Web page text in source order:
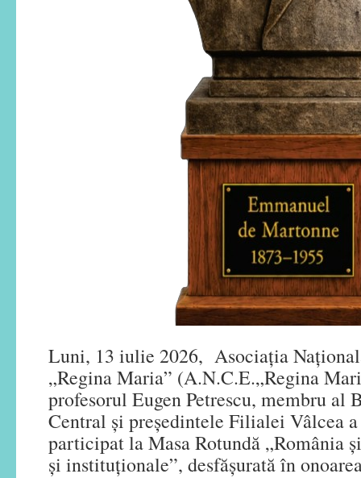
Luni, 13 iulie 2026, Asociația
„Regina Maria” (A.N.C.E.„Regina
profesorul Eugen Petrescu, membru
Central și președintele Filialei Vâlcea
participat la Masa Rotundă „România
și instituționale”, desfășurată în